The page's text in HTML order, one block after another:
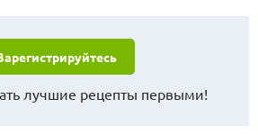
лучшие рецепты первыми!